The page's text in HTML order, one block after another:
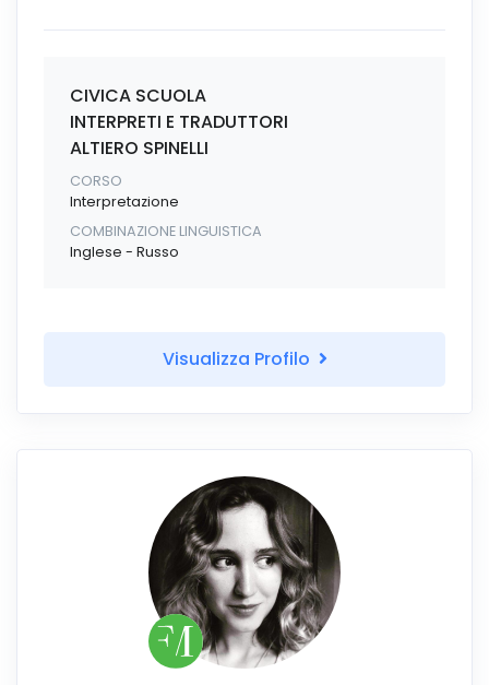
CIVICA SCUOLA
INTERPRETI E TRADUTTORI
ALTIERO SPINELLI
CORSO
Interpretazione
COMBINAZIONE LINGUISTICA
Inglese - Russo
Visualizza Profilo